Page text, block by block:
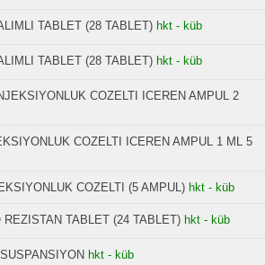
TABLET (28 TABLET) hkt - küb
TABLET (28 TABLET) hkt - küb
COZELTI ICEREN AMPUL 2
COZELTI ICEREN AMPUL 1 ML 5
COZELTI (5 AMPUL) hkt - küb
TABLET (24 TABLET) hkt - küb
hkt - küb